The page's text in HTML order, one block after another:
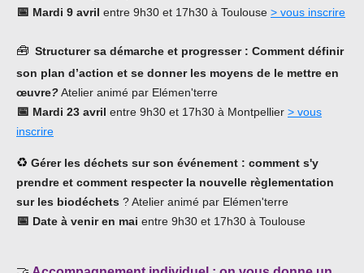
📅 Mardi 9 avril entre 9h30 et 17h30 à Toulouse > vous inscrire
🧰 Structurer sa démarche et progresser : Comment définir
son plan d’action et se donner les moyens de le mettre en
œuvre?Atelier animé par Elémen'terre
📅 Mardi 23 avril entre 9h30 et 17h30 à Montpellier > vous
inscrire
♻️ Gérer les déchets sur son événement : comment s'y
prendre et comment respecter la nouvelle règlementation
sur les biodéchets ? Atelier animé par Elémen'terre
📅 Date à venir en mai entre 9h30 et 17h30 à Toulouse